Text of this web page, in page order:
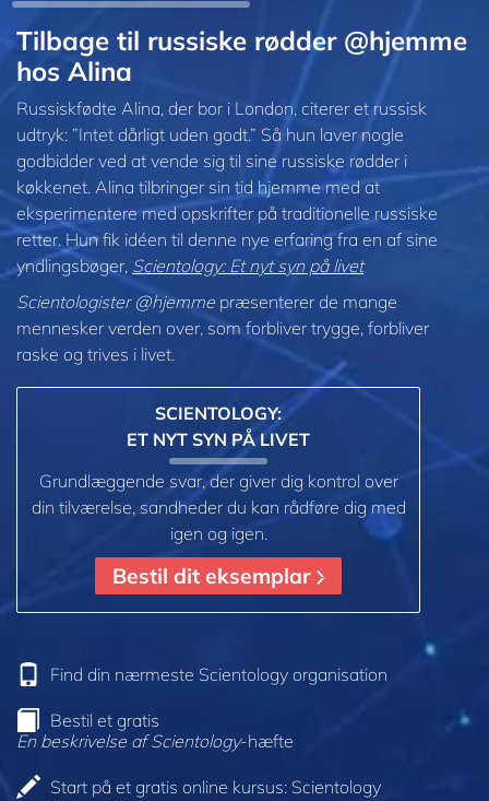
Tilbage til russiske rødder @hjemme
hos Alina
Russiskfødte Alina, der bor i London, citerer et russisk
udtryk: ”Intet dårligt uden godt.” Så hun laver nogle
godbidder ved at vende sig til sine russiske rødder i
køkkenet. Alina tilbringer sin tid hjemme med at
eksperimentere med opskrifter på traditionelle russiske
retter. Hun fik idéen til denne nye erfaring fra en af sine
yndlingsbøger, Scientology: Et nyt syn på livet
Scientologister @hjemme præsenterer de mange
mennesker verden over, som forbliver trygge, forbliver
raske og trives i livet.
SCIENTOLOGY:
ET NYT SYN PÅ LIVET
Grundlæggende svar, der giver dig kontrol over
din tilværelse, sandheder du kan rådføre dig med
igen og igen.
Bestil dit eksemplar
Find din nærmeste Scientology organisation
Bestil et gratis
En beskrivelse af Scientology-hæfte
Start på et gratis online kursus: Scientology